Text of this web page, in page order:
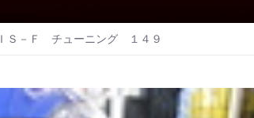
ＩＳ－Ｆ チューニング １４９